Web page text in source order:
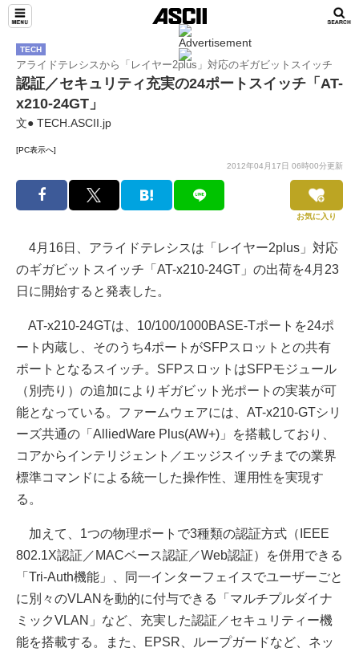
TECH
アライドテレシスから「レイヤー2plus」対応のギガビットスイッチ
認証／セキュリティ充実の24ポートスイッチ「AT-
x210-24GT」
文● TECH.ASCII.jp
[PC表示へ]
2012年04月17日 06時00分更新
お気に入り
4月16日、アライドテレシスは「レイヤー2plus」対応
のギガビットスイッチ「AT-x210-24GT」の出荷を4月23
日に開始すると発表した。
AT-x210-24GTは、10/100/1000BASE-Tポートを24ポ
ート内蔵し、そのうち4ポートがSFPスロットとの共有
ポートとなるスイッチ。SFPスロットはSFPモジュール
（別売り）の追加によりギガビット光ポートの実装が可
能となっている。ファームウェアには、AT-x210-GTシリ
ーズ共通の「AlliedWare Plus(AW+)」を搭載しており、
コアからインテリジェント／エッジスイッチまでの業界
標準コマンドによる統一した操作性、運用性を実現す
る。
加えて、1つの物理ポートで3種類の認証方式（IEEE
802.1X認証／MACベース認証／Web認証）を併用できる
「Tri-Auth機能」、同一インターフェイスでユーザーごと
に別々のVLANを動的に付与できる「マルチプルダイナ
ミックVLAN」など、充実した認証／セキュリティー機
能を搭載する。また、EPSR、ループガードなど、ネッ